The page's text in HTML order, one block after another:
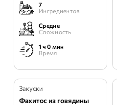
7
Ингредиентов
Средне
Сложность
1 ч 0 мин
Время
Закуски
Фахитос из говядины